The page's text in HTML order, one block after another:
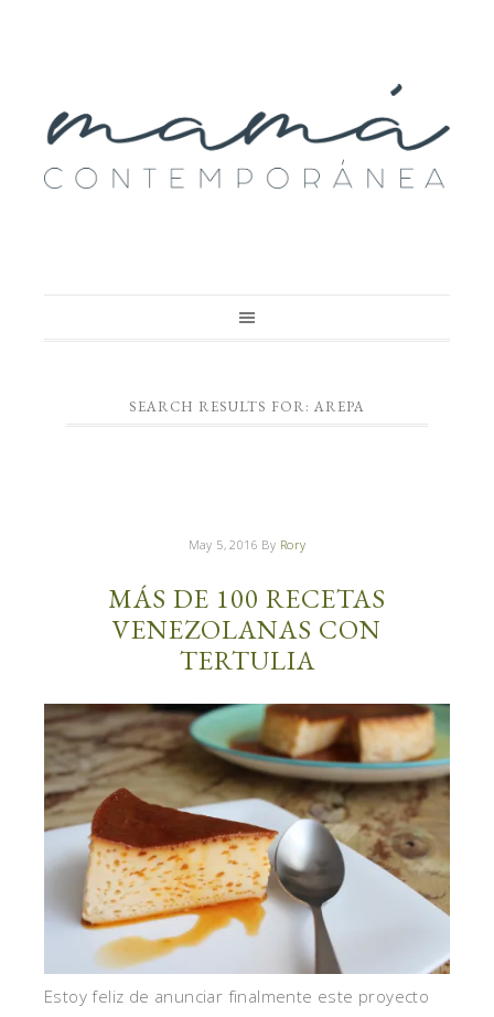
SEARCH RESULTS FOR: AREPA
May 5, 2016 By Rory
MÁS DE 100 RECETAS
VENEZOLANAS CON
TERTULIA
Estoy feliz de anunciar finalmente este proyecto